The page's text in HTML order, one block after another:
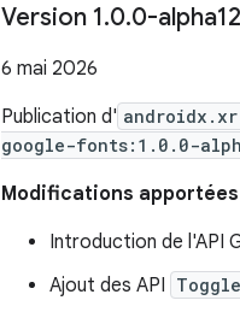
Version 1.0.0-alpha12
6 mai 2026
Publication d'
google-fonts:1.0.0-
Modifications apportées
Introduction de l'API
Ajout des API